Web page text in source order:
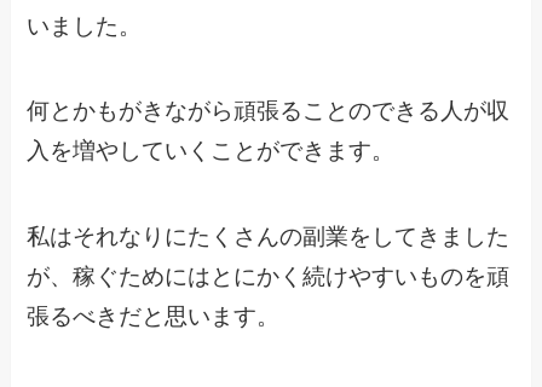
いました。
何とかもがきながら頑張ることのできる人が収
入を増やしていくことができます。
私はそれなりにたくさんの副業をしてきました
が、稼ぐためにはとにかく続けやすいものを頑
張るべきだと思います。